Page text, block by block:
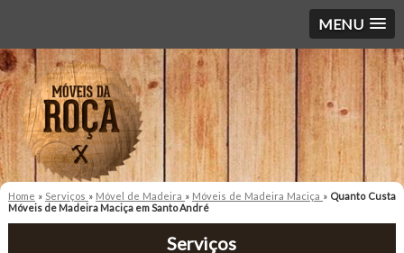
MENU
Home » Serviços » Móvel de Madeira » Móveis de Madeira Maciça » Quanto Custa
Móveis de Madeira Maciça em Santo André
Serviços